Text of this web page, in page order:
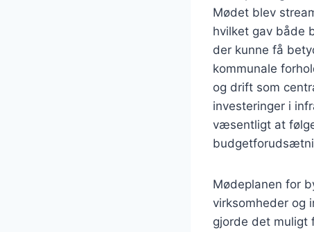
Mødet blev
hvilket gav både
der kunne få
kommunale
og drift som
investeringer i
væsentligt at
Mødeplanen for
virksomheder og
gjorde det muligt